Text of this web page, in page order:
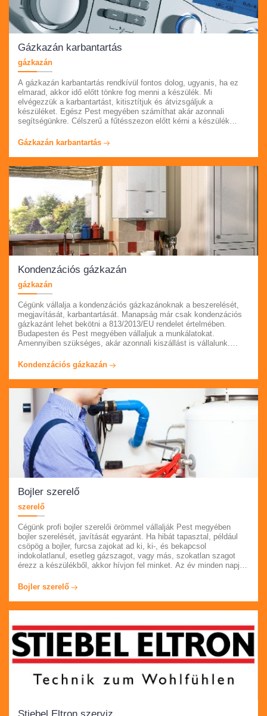
Gázkazán karbantartás
gázkazán
A gázkazán karbantartás rendkívül fontos dolog, ugyanis, ha ez
elmarad, akkor idő előtt tönkre fog menni a készülék. Mi
elvégezzük a karbantartást, kitisztítjuk és átvizsgáljuk a
készüléket. Egész Pest megyében számíthat akár azonnali
segítségünkre. Célszerű a fűtésszezon előtt kérni a készülék
tájékozódhat szolgáltatásainkról és rólunk. Szakembereink
dolgoznak.
Gázkazán karbantartás
Kondenzációs gázkazán
gázkazán
Cégünk vállalja a kondenzációs gázkazánoknak a beszerelését,
megjavítását, karbantartását. Manapság már csak kondenzációs
gázkazánt lehet bekötni a 813/2013/EU rendelet értelmében.
Budapesten és Pest megyében vállaljuk a munkálatokat.
Amennyiben szükséges, akár azonnali kiszállást is vállalunk.
garanciát vállalunk. Látogasson el oldalunkra, ahol bővebben
informálódhat szolgáltatásainkról és kérje szakembereink
segítségét.
Kondenzációs gázkazán
Bojler szerelő
szerelő
Cégünk profi bojler szerelői örömmel vállalják Pest megyében
bojler szerelését, javítását egyaránt. Ha hibát tapasztal, például
csöpög a bojler, furcsa zajokat ad ki, ki-, és bekapcsol
indokolatlanul, esetleg gázszagot, vagy más, szokatlan szagot
érezz a készülékből, akkor hívjon fel minket. Az év minden napján
évtizedes tapasztalattal rendelkeznek, számlát és garanciát adnak
munkáik után. Látogasson el oldalunkra bővebb információkért.
Bojler szerelő